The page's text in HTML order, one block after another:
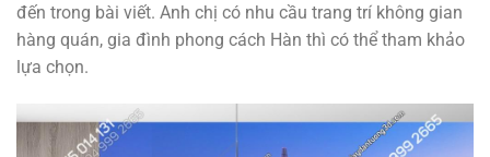
đến trong bài viết. Anh chị có nhu cầu trang trí không gian
hàng quán, gia đình phong cách Hàn thì có thể tham khảo
lựa chọn.